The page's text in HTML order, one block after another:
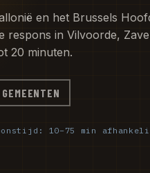
en het Brussels
respons in Vilvoorde,
20 minuten.
10–75 min